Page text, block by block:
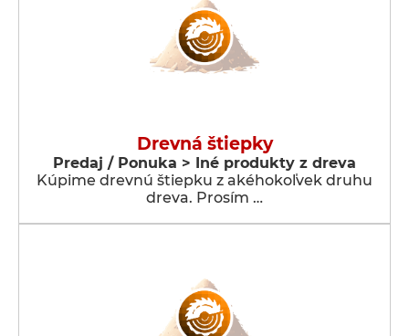
Drevná štiepky
Predaj / Ponuka > Iné produkty z dreva
Kúpime drevnú štiepku z akéhokoľvek druhu
dreva. Prosím …